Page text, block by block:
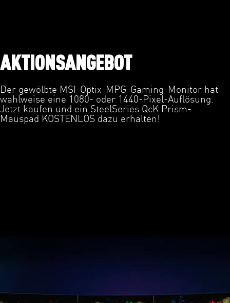
AKTIONSANGEBOT
Der gewölbte MSI-Optix-MPG-Gaming-Monitor hat
wahlweise eine 1080- oder 1440-Pixel-Auflösung.
Jetzt kaufen und ein SteelSeries QcK Prism-
Mauspad KOSTENLOS dazu erhalten!